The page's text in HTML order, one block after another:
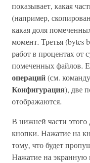
показывает, какая
(например,
какая доля
момент. Третья (bytes
работ в процентах от
помеченных файлов.
операций(см.
Конфигурация), две
отображаются.
В нижней части этого
кнопки. Нажатие на
тому, что будет
Нажатие на экранную